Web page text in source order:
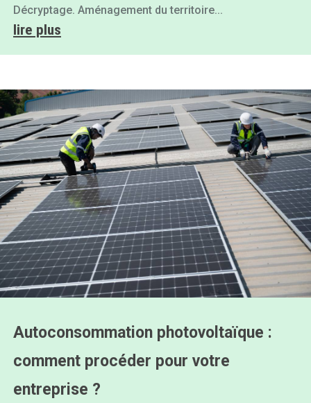
Décryptage. Aménagement du territoire...
lire plus
Autoconsommation photovoltaïque :
comment procéder pour votre
entreprise ?